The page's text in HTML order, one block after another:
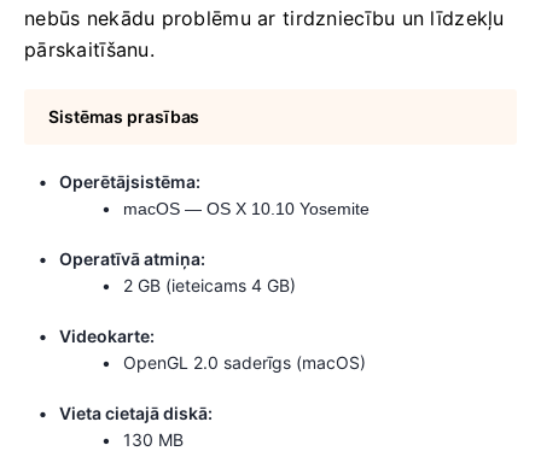
nebūs nekādu problēmu ar tirdzniecību un līdzekļu
pārskaitīšanu.
Sistēmas prasības
Operētājsistēma:
macOS — OS X 10.10 Yosemite
Operatīvā atmiņa:
2 GB (ieteicams 4 GB)
Videokarte:
OpenGL 2.0 saderīgs (macOS)
Vieta cietajā diskā:
130 MB